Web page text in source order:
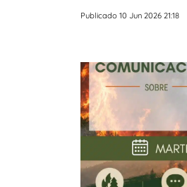
Publicado 10 Jun 2026 21:18